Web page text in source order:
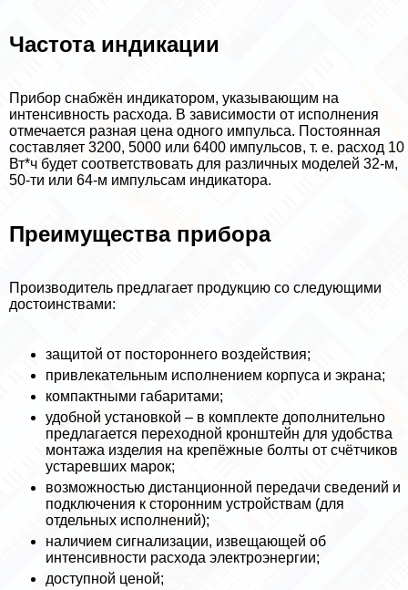
Частота индикации
Прибор снабжён индикатором, указывающим на
интенсивность расхода. В зависимости от исполнения
отмечается разная цена одного импульса. Постоянная
составляет 3200, 5000 или 6400 импульсов, т. е. расход 10
Вт*ч будет соответствовать для различных моделей 32-м,
50-ти или 64-м импульсам индикатора.
Преимущества прибора
Производитель предлагает продукцию со следующими
достоинствами:
защитой от постороннего воздействия;
привлекательным исполнением корпуса и экрана;
компактными габаритами;
удобной установкой – в комплекте дополнительно
предлагается переходной кронштейн для удобства
монтажа изделия на крепёжные болты от счётчиков
устаревших марок;
возможностью дистанционной передачи сведений и
подключения к сторонним устройствам (для
отдельных исполнений);
наличием сигнализации, извещающей об
интенсивности расхода электроэнергии;
доступной ценой;